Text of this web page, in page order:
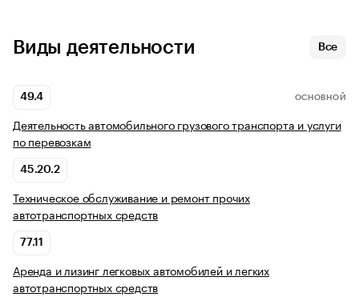
Виды деятельности Все
49.4 ОСНОВНОЙ
Деятельность автомобильного грузового транспорта и услуги
по перевозкам
45.20.2
Техническое обслуживание и ремонт прочих
автотранспортных средств
77.11
Аренда и лизинг легковых автомобилей и легких
автотранспортных средств